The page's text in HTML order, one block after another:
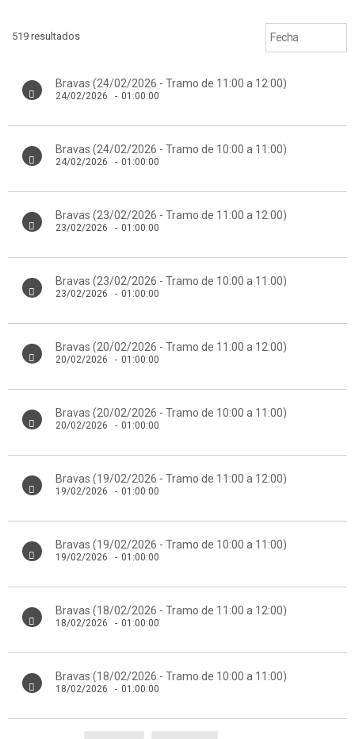
519 resultados
Bravas (24/02/2026 - Tramo de 11:00 a 12:00)
24/02/2026 - 01:00:00
Bravas (24/02/2026 - Tramo de 10:00 a 11:00)
24/02/2026 - 01:00:00
Bravas (23/02/2026 - Tramo de 11:00 a 12:00)
23/02/2026 - 01:00:00
Bravas (23/02/2026 - Tramo de 10:00 a 11:00)
23/02/2026 - 01:00:00
Bravas (20/02/2026 - Tramo de 11:00 a 12:00)
20/02/2026 - 01:00:00
Bravas (20/02/2026 - Tramo de 10:00 a 11:00)
20/02/2026 - 01:00:00
Bravas (19/02/2026 - Tramo de 11:00 a 12:00)
19/02/2026 - 01:00:00
Bravas (19/02/2026 - Tramo de 10:00 a 11:00)
19/02/2026 - 01:00:00
Bravas (18/02/2026 - Tramo de 11:00 a 12:00)
18/02/2026 - 01:00:00
Bravas (18/02/2026 - Tramo de 10:00 a 11:00)
18/02/2026 - 01:00:00